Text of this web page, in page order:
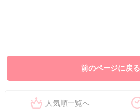
前のページに戻る
人気順一覧へ